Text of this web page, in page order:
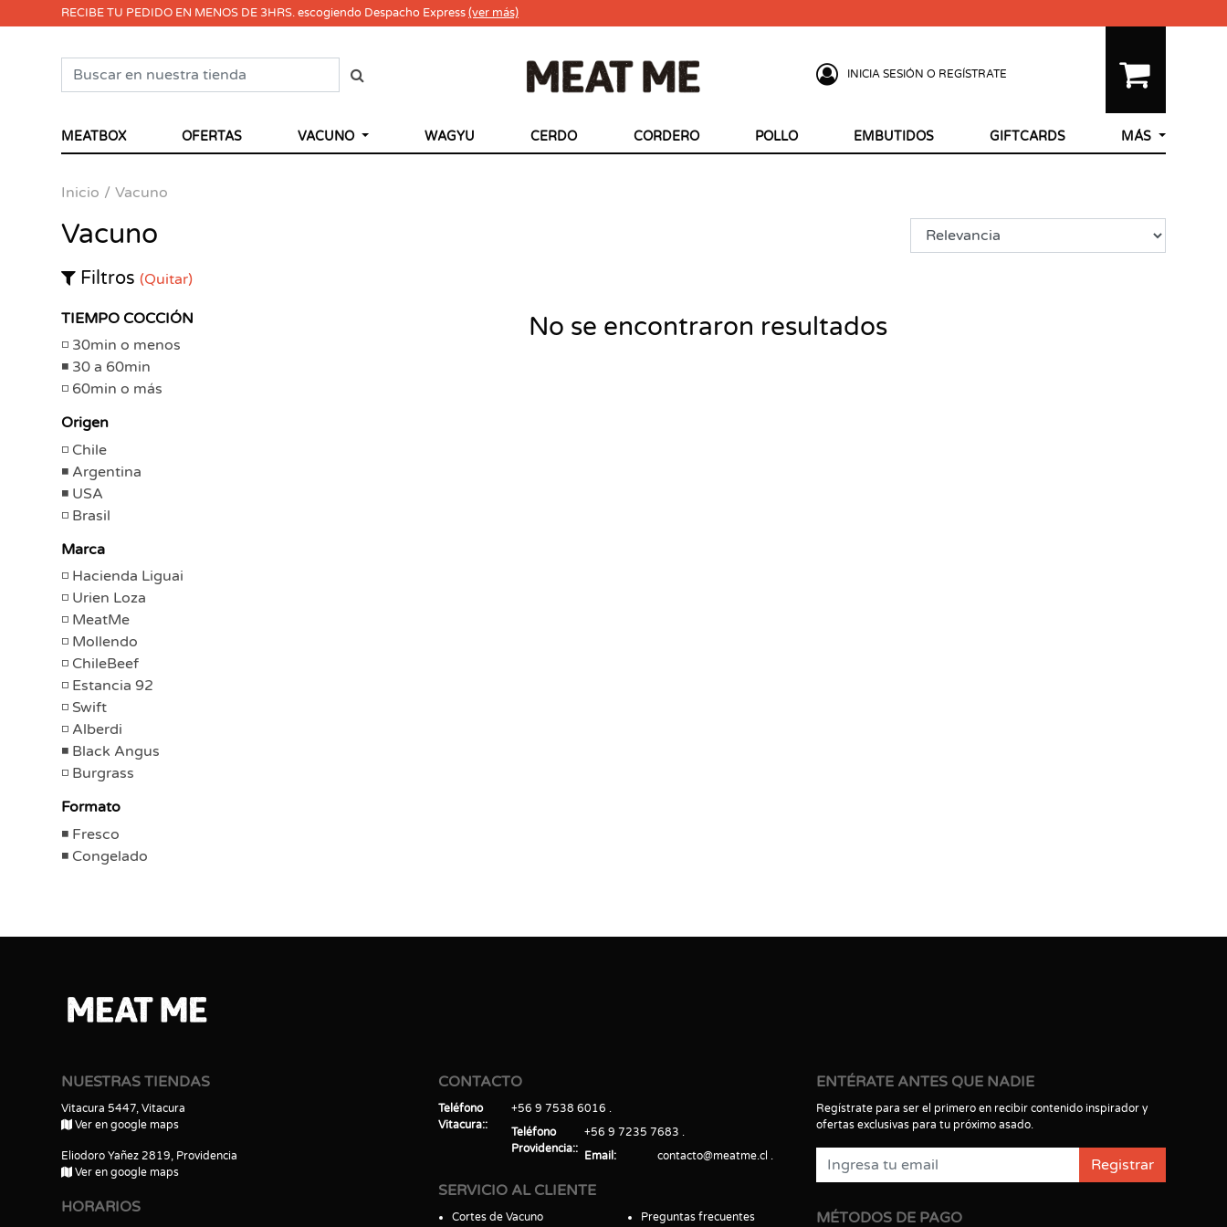
RECIBE TU PEDIDO EN MENOS DE 3HRS. escogiendo Despacho Express(ver más)
INICIA SESIÓN O REGÍSTRATE
MEATBOX OFERTAS VACUNO WAGYU CERDO CORDERO POLLO EMBUTIDOS GIFTCARDS MÁS
Inicio Vacuno
Vacuno
Filtros (Quitar)
TIEMPO COCCIÓN
30min o menos
30 a 60min
60min o más
Origen
Chile
Argentina
USA
Brasil
Marca
Hacienda Liguai
Urien Loza
MeatMe
Mollendo
ChileBeef
Estancia 92
Swift
Alberdi
Black Angus
Burgrass
Formato
Fresco
Congelado
No se encontraron resultados
NUESTRAS TIENDAS
Vitacura 5447, Vitacura
Ver en google maps
Eliodoro Yañez 2819, Providencia
Ver en google maps
HORARIOS
CONTACTO
Teléfono
Vitacura:
+56 9 7538 6016
Teléfono
Providencia:
+56 9 7235 7683
Email
contacto@meatme.cl
SERVICIO AL CLIENTE
Cortes de Vacuno Preguntas frecuentes
ENTÉRATE ANTES QUE NADIE
Regístrate para ser el primero en recibir contenido inspirador y
ofertas exclusivas para tu próximo asado.
Registrar
MÉTODOS DE PAGO